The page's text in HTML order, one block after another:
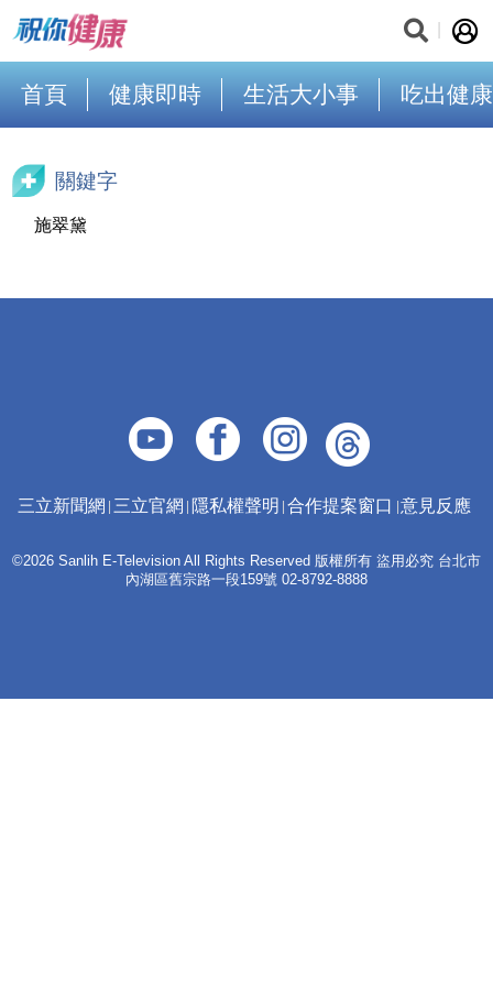
首頁 健康即時 生活大小事 吃出健康
關鍵字
施翠黛
三立新聞網 三立官網 隱私權聲明 合作提案窗口 意見反應
©2026 Sanlih E-Television All Rights Reserved 版權所有 盜用必究 台北市
內湖區舊宗路一段159號 02-8792-8888